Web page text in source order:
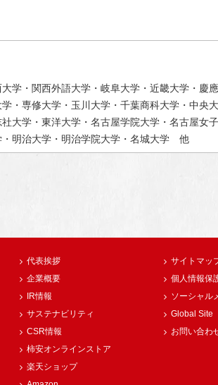
学・関西外語大学・岐阜大学・近畿大学・慶
・専修大学・玉川大学・千葉商科大学・中央
大学・東洋大学・名古屋学院大学・名古屋女
・明治大学・明治学院大学・名城大学 他
代表挨拶
企業概要
IR情報
サステナビリティ
CSR情報
柿安オンラインストア
楽天ショップ
サイトマッ
個人情報保
ソーシャル
Global Site
お問い合わ